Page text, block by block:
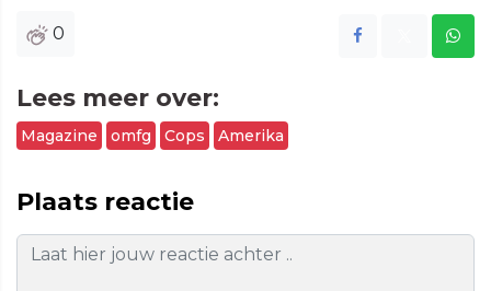
0
Lees meer over:
Magazine omfg Cops Amerika
Plaats reactie